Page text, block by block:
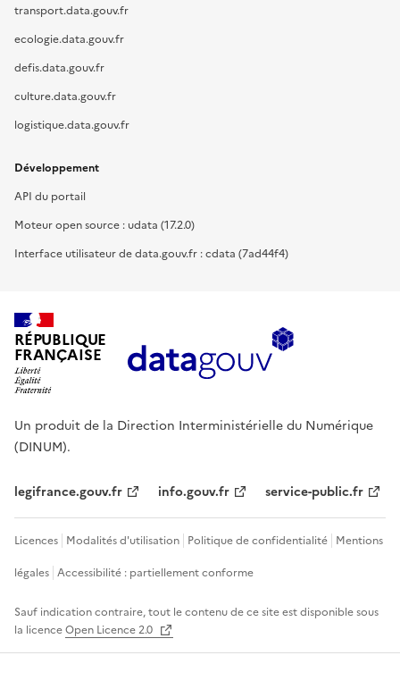
transport.data.gouv.fr
ecologie.data.gouv.fr
defis.data.gouv.fr
culture.data.gouv.fr
logistique.data.gouv.fr
Développement
API du portail
Moteur open source : udata (17.2.0)
Interface utilisateur de data.gouv.fr : cdata (7ad44f4)
RÉPUBLIQUE
FRANÇAISE
Un produit de la Direction Interministérielle du Numérique
(DINUM).
legifrance.gouv.fr info.gouv.fr service-public.fr
Licences Modalités d'utilisation Politique de confidentialité Mentions
légales Accessibilité : partiellement conforme
Sauf indication contraire, tout le contenu de ce site est disponible sous
la licenceOpen Licence 2.0